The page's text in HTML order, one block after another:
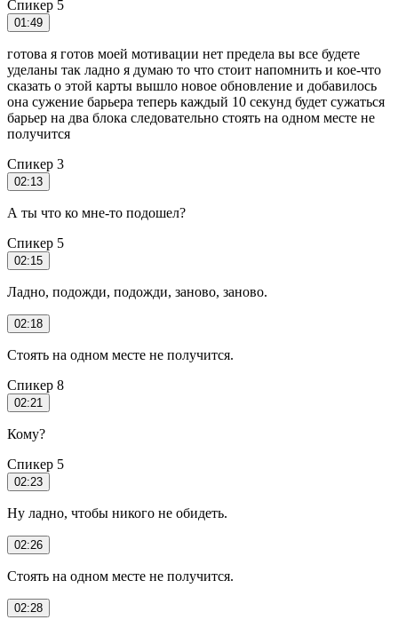
Спикер 5
01:49
готова я готов моей мотивации нет предела вы все будете
уделаны так ладно я думаю то что стоит напомнить и кое-что
сказать о этой карты вышло новое обновление и добавилось
она сужение барьера теперь каждый 10 секунд будет сужаться
барьер на два блока следовательно стоять на одном месте не
получится
Спикер 3
02:13
А ты что ко мне-то подошел?
Спикер 5
02:15
Ладно, подожди, подожди, заново, заново.
02:18
Стоять на одном месте не получится.
Спикер 8
02:21
Кому?
Спикер 5
02:23
Ну ладно, чтобы никого не обидеть.
02:26
Стоять на одном месте не получится.
02:28